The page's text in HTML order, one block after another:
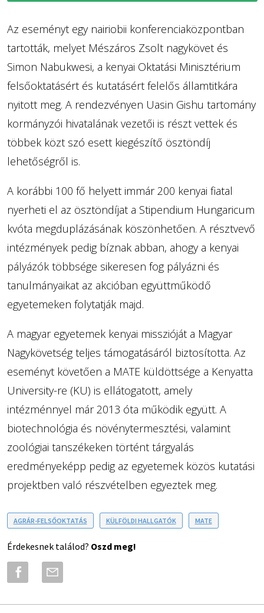
Az eseményt egy nairiobii konferenciaközpontban
tartották, melyet Mészáros Zsolt nagykövet és
Simon Nabukwesi, a kenyai Oktatási Minisztérium
felsőoktatásért és kutatásért felelős államtitkára
nyitott meg. A rendezvényen Uasin Gishu tartomány
kormányzói hivatalának vezetői is részt vettek és
többek közt szó esett kiegészítő ösztöndíj
lehetőségről is.
A korábbi 100 fő helyett immár 200 kenyai fiatal
nyerheti el az ösztöndíjat a Stipendium Hungaricum
kvóta megduplázásának köszönhetően. A résztvevő
intézmények pedig bíznak abban, ahogy a kenyai
pályázók többsége sikeresen fog pályázni és
tanulmányaikat az akcióban együttműködő
egyetemeken folytatják majd.
A magyar egyetemek kenyai misszióját a Magyar
Nagykövetség teljes támogatásáról biztosította. Az
eseményt követően a MATE küldöttsége a Kenyatta
University-re (KU) is ellátogatott, amely
intézménnyel már 2013 óta működik együtt. A
biotechnológia és növénytermesztési, valamint
zoológiai tanszékeken történt tárgyalás
eredményeképp pedig az egyetemek közös kutatási
projektben való részvételben egyeztek meg.
AGRÁR-FELSŐOKTATÁS KÜLFÖLDI HALLGATÓK MATE
Érdekesnek találod? Oszd meg!